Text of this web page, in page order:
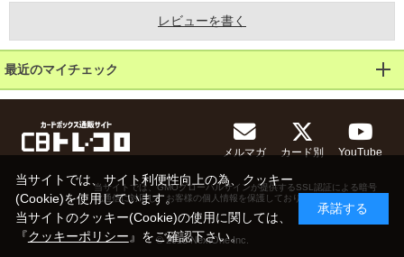
レビューを書く
最近のマイチェック
メルマガ カード別 YouTube
当サイトでは、GMOグローバルサインが提供するSSL認証による暗号
化通信に対応し、お客様の個人情報を保護しております。
© 2013 NextOne Inc.
当サイトでは、サイト利便性向上の為、クッキー
(Cookie)を使用しています。
当サイトのクッキー(Cookie)の使用に関しては、
『クッキーポリシー』をご確認下さい。
承諾する